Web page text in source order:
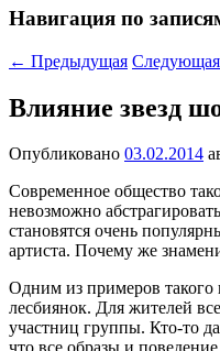
Навигация по
← Предыдущая Следующая
Влияние звезд
Опубликовано 03.02.2014
Современное общество
невозможно
становятся очень
артиста. Почему же
Одним из примеров такого
лесбиянок. Для жителей
участниц группы. Кто-то